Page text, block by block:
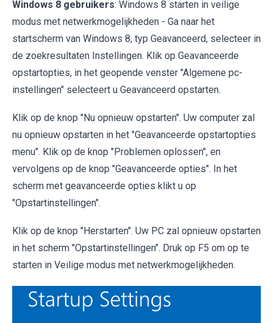
Windows 8 gebruikers: Windows 8 starten in veilige
modus met netwerkmogelijkheden - Ga naar het
startscherm van Windows 8, typ Geavanceerd, selecteer in
de zoekresultaten Instellingen. Klik op Geavanceerde
opstartopties, in het geopende venster "Algemene pc-
instellingen" selecteert u Geavanceerd opstarten.
Klik op de knop "Nu opnieuw opstarten". Uw computer zal
nu opnieuw opstarten in het "Geavanceerde opstartopties
menu". Klik op de knop "Problemen oplossen", en
vervolgens op de knop "Geavanceerde opties". In het
scherm met geavanceerde opties klikt u op
"Opstartinstellingen".
Klik op de knop "Herstarten". Uw PC zal opnieuw opstarten
in het scherm "Opstartinstellingen". Druk op F5 om op te
starten in Veilige modus met netwerkmogelijkheden.